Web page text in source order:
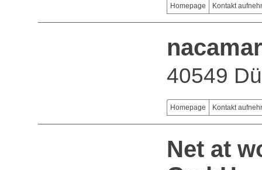
Homepage Kontakt
40549
Homepage Kontakt
Net at